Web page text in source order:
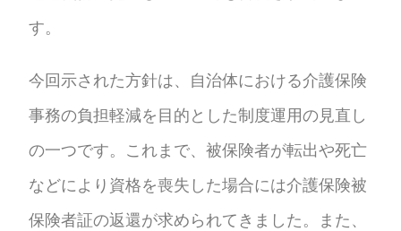
す。
今回示された方針は、自治体における介護保険
事務の負担軽減を目的とした制度運用の見直し
の一つです。これまで、被保険者が転出や死亡
などにより資格を喪失した場合には介護保険被
保険者証の返還が求められてきました。また、